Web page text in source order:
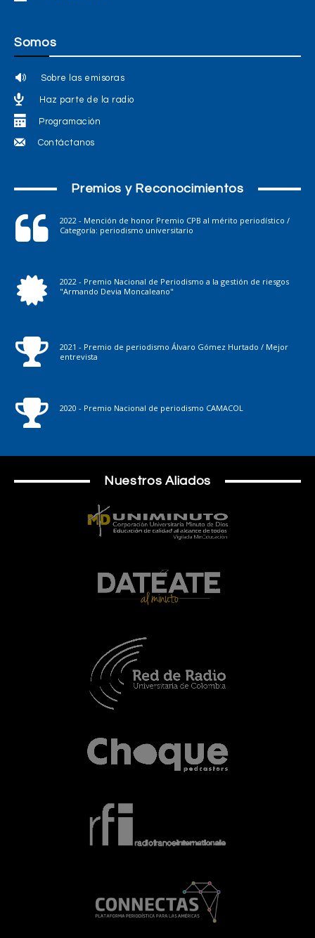
Somos
Sobre las emisoras
Haz parte de la radio
Programación
Contáctanos
Premios y Reconocimientos
2022 - Mención de honor Premio CPB al mérito periodístico /
Categoría: periodismo universitario
2022 - Premio Nacional de Periodismo a la gestión de riesgos
"Armando Devia Moncaleano"
2021 - Premio de periodismo Álvaro Gómez Hurtado / Mejor
entrevista
2020 - Premio Nacional de periodismo CAMACOL
Nuestros Aliados